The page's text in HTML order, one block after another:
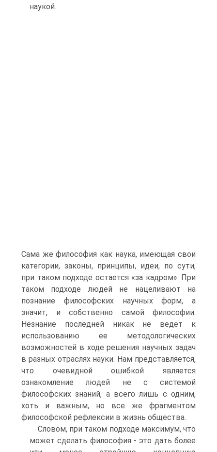
наукой.
Сама же философия как наука, имеющая свои
категории, законы, принципы, идеи, по сути,
при таком подходе остается «за кадром». При
таком подходе людей не нацеливают на
познание философских научных форм, а
значит, и собственно самой философии.
Незнание последней никак не ведет к
использованию ее методологических
возможностей в ходе решения научных задач
в разных отраслях науки. Нам представляется,
что очевидной ошибкой является
ознакомление людей не с системой
философских знаний, а всего лишь с одним,
хоть и важным, но все же фрагментом
философской рефлексии в жизнь общества.
Словом, при таком подходе максимум, что
может сделать философия - это дать более